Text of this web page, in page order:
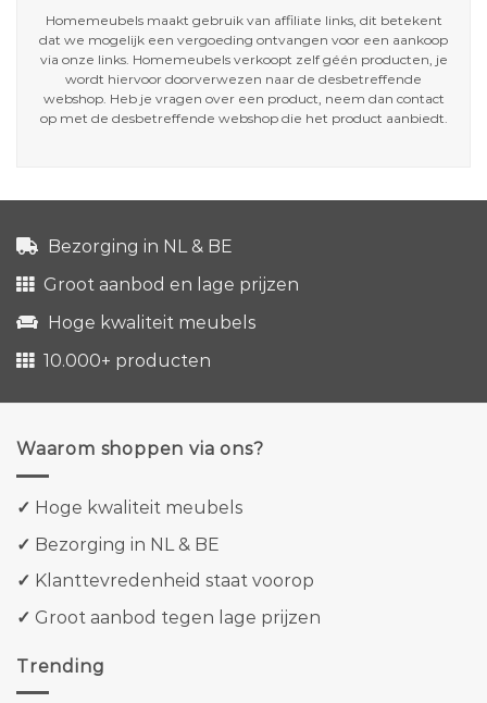
Homemeubels maakt gebruik van affiliate links, dit betekent
dat we mogelijk een vergoeding ontvangen voor een aankoop
via onze links. Homemeubels verkoopt zelf géén producten, je
wordt hiervoor doorverwezen naar de desbetreffende
webshop. Heb je vragen over een product, neem dan contact
op met de desbetreffende webshop die het product aanbiedt.
Bezorging in NL & BE
Groot aanbod en lage prijzen
Hoge kwaliteit meubels
10.000+ producten
Waarom shoppen via ons?
✓ Hoge kwaliteit meubels
✓ Bezorging in NL & BE
✓ Klanttevredenheid staat voorop
✓ Groot aanbod tegen lage prijzen
Trending